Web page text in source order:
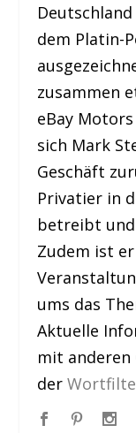
dem Platin-
zusammen
eBay
sich Mark
Geschäft
Privatier in
betreibt
Zudem ist
ums das
Aktuelle
mit
der